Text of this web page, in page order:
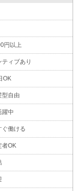
円以上
ティブあり
OK
型自由
躍中
ぐ働ける
者OK